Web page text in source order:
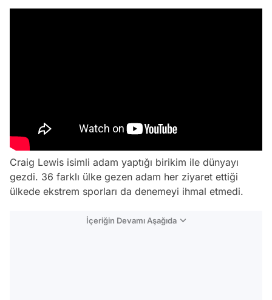
Craig Lewis isimli adam yaptığı birikim ile dünyayı
gezdi. 36 farklı ülke gezen adam her ziyaret ettiği
ülkede ekstrem sporları da denemeyi ihmal etmedi.
İçeriğin Devamı Aşağıda